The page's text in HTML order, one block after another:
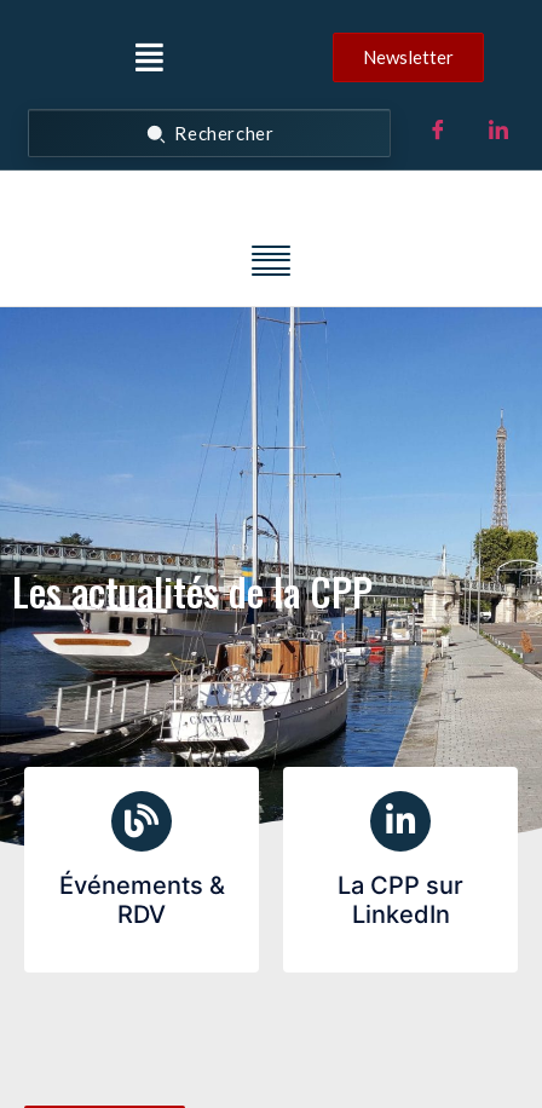
Rechercher
Newsletter
Les actualités de la CPP
Événements &
RDV
La CPP sur
LinkedIn